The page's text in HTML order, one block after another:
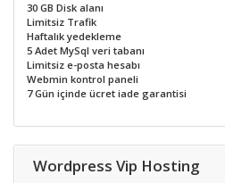
30 GB Disk alanı
Limitsiz Trafik
Haftalık yedekleme
5 Adet MySql veri tabanı
Limitsiz e-posta hesabı
Webmin kontrol paneli
7 Gün içinde ücret iade garantisi
Wordpress Vip Hosting